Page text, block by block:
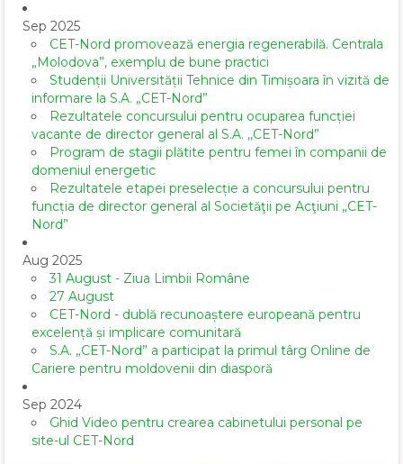
Sep 2025
CET-Nord promovează energia regenerabilă. Centrala
„Molodova”, exemplu de bune practici
Studenții Universității Tehnice din Timișoara în vizită de
informare la S.A. „CET-Nord”
Rezultatele concursului pentru ocuparea funcției
vacante de director general al S.A. ,,CET-Nord”
Program de stagii plătite pentru femei în companii de
domeniul energetic
Rezultatele etapei preselecție a concursului pentru
funcția de director general al Societăţii pe Acţiuni „CET-
Nord”
Aug 2025
31 August - Ziua Limbii Române
27 August
CET-Nord - dublă recunoaștere europeană pentru
excelență și implicare comunitară
S.A. „CET-Nord” a participat la primul târg Online de
Cariere pentru moldovenii din diasporă
Sep 2024
Ghid Video pentru crearea cabinetului personal pe
site-ul CET-Nord